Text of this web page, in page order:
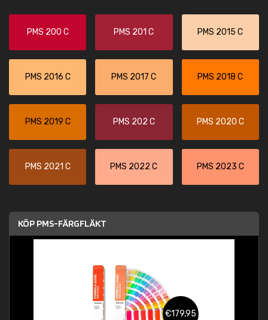
PMS 200 C PMS 201 C PMS 2015 C
PMS 2016 C PMS 2017 C PMS 2018 C
PMS 2019 C PMS 202 C PMS 2020 C
PMS 2021 C PMS 2022 C PMS 2023 C
KÖP PMS-FÄRGFLÄKT
€179,95